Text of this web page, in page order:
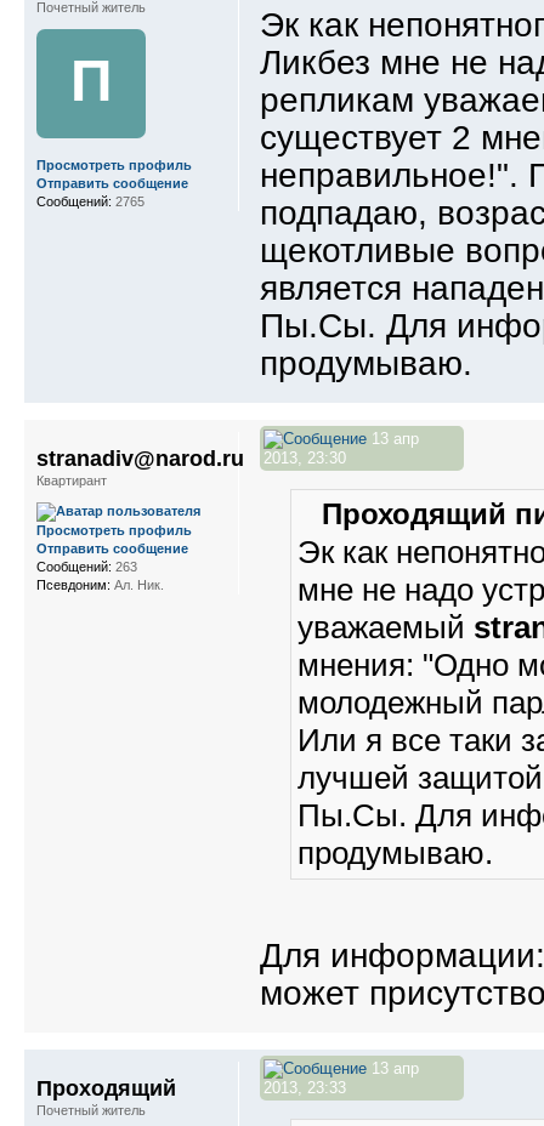
Эк как
Ликбез мне не
репликам
существует 2
неправильное!".
подпадаю,
щекотливые
является
Пы.Сы. Для
продумываю.
Почетный житель
П
Просмотреть профиль
Отправить сообщение
Сообщений: 2765
13 апр
2013, 23:30
Проходящий
Эк как
мне не надо
уважаемый
мнения: "Одно
молодежный
Или я все таки
лучшей
Пы.Сы. Для
продумываю.
Для
может
stranadiv@narod.ru
Квартирант
Просмотреть профиль
Отправить сообщение
Сообщений: 263
Псевдоним: Ал. Ник.
13 апр
2013, 23:33
Проходящий
Почетный житель